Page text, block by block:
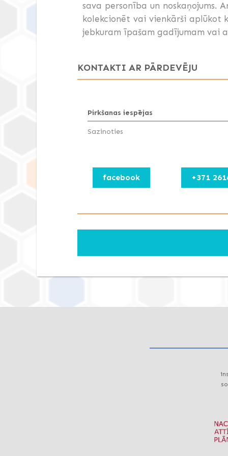
sava personība un
kolekcionēt vai vienkārši aplūkot
jebkuram īpašam gadījumam vai
KONTAKTI AR PĀRDEVĒJU
Pirkšanas iespējas
Sazinoties
facebook +371